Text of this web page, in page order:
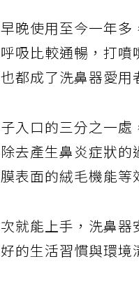
晚使用至今一年多
吸比較通暢，打噴
都成了洗鼻器愛用
入口的三分之一處
去產生鼻炎症狀的
表面的絨毛機能等
就能上手，洗鼻器
的生活習慣與環境